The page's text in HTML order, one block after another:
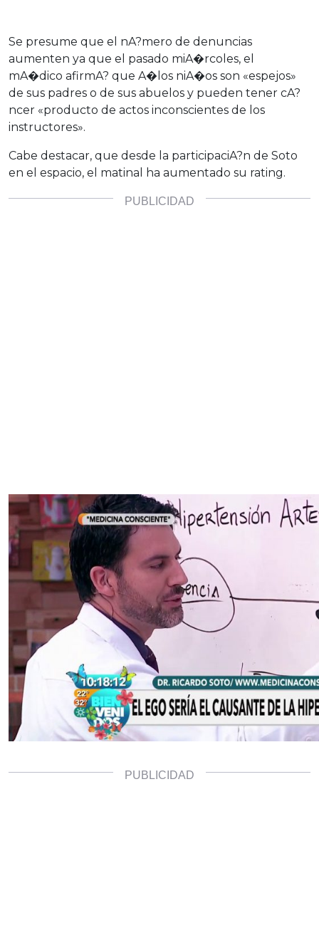
Se presume que el nA?mero de denuncias
aumenten ya que el pasado miA�rcoles, el
mA�dico afirmA? que A�los niA�os son «espejos»
de sus padres o de sus abuelos y pueden tener cA?
ncer «producto de actos inconscientes de los
instructores».
Cabe destacar, que desde la participaciA?n de Soto
en el espacio, el matinal ha aumentado su rating.